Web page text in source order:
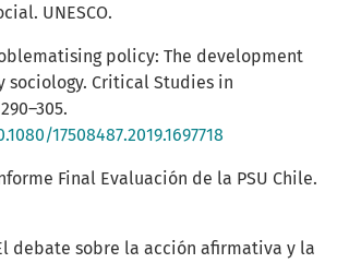
UNESCO.
policy: The development
Critical Studies in
17508487.2019.1697718
Final Evaluación de la PSU Chile.
debate sobre la acción afirmativa y la